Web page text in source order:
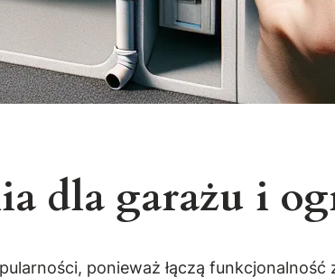
dla garażu i
ponieważ łączą